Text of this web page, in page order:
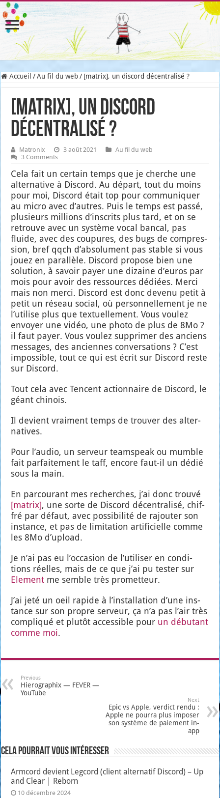
Accueil / Au fil du web / [matrix], un discord décentralisé ?
[matrix], un discord
décentralisé ?
Matronix 3 août 2021
Au fil du web
3 Comments
Cela fait un cer­tain temps que je cherche une
alter­na­tive à Dis­cord. Au départ, tout du moins
pour moi, Dis­cord était top pour com­mu­ni­quer
au micro avec d’autres. Puis le temps est pas­sé,
plu­sieurs mil­lions d’ins­crits plus tard, et on se
retrouve avec un sys­tème vocal ban­cal, pas
fluide, avec des cou­pures, des bugs de com­pres­
sion, bref qqch d’ab­so­lu­ment pas stable si vous
jouez en paral­lèle. Dis­cord pro­pose bien une
solu­tion, à savoir payer une dizaine d’eu­ros par
mois pour avoir des res­sources dédiées. Mer­ci
mais non mer­ci. Dis­cord est donc deve­nu petit à
petit un réseau social, où per­son­nel­le­ment je ne
l’u­ti­lise plus que tex­tuel­le­ment. Vous vou­lez
envoyer une vidéo, une pho­to de plus de 8Mo ?
il faut payer. Vous vou­lez sup­pri­mer des anciens
mes­sages, des anciennes conver­sa­tions ? C’est
impos­sible, tout ce qui est écrit sur Dis­cord reste
sur Dis­cord.
Tout cela avec Tencent action­naire de Dis­cord, le
géant chi­nois.
Il devient vrai­ment temps de trou­ver des alter­
na­tives.
Pour l’au­dio, un ser­veur team­speak ou mumble
fait par­fai­te­ment le taff, encore faut-il un dédié
sous la main.
En par­cou­rant mes recherches, j’ai donc trou­vé
[matrix], une sorte de Dis­cord décen­tra­li­sé, chif­
fré par défaut, avec pos­si­bi­li­té de rajou­ter son
ins­tance, et pas de limi­ta­tion arti­fi­cielle comme
les 8Mo d’u­pload.
Je n’ai pas eu l’oc­ca­sion de l’u­ti­li­ser en condi­
tions réelles, mais de ce que j’ai pu tes­ter sur
Ele­ment me semble très pro­met­teur.
J’ai jeté un oeil rapide à l’ins­tal­la­tion d’une ins­
tance sur son propre ser­veur, ça n’a pas l’air très
com­pli­qué et plu­tôt acces­sible pour un débu­tant
comme moi.
Previous
Hierographix — FEVER —
YouTube
Next
Epic vs Apple, verdict rendu :
Apple ne pourra plus imposer
son système de paiement in-
app
Cela pourrait vous intéresser
Armcord devient Legcord (client alternatif Discord) – Up
and Clear | Reborn
10 décembre 2024